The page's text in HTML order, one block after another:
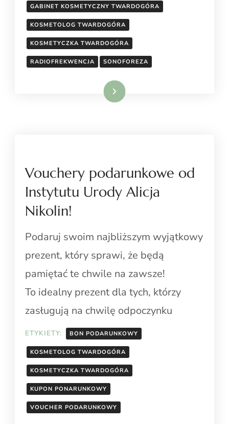
GABINET KOSMETYCZNY TWARDOGÓRA
KOSMETOLOG TWARDOGÓRA
KOSMETYCZKA TWARDOGÓRA
RADIOFREKWENCJA SONOFOREZA
Dowiedz się więcej
Vouchery podarunkowe od
Instytutu Urody Alicja
Nikolin!
Podaruj swoim najbliższym wyjątkowy
prezent, który sprawi, że będą
pamiętać te chwile na zawsze!
To idealny prezent dla tych, którzy
zasługują na chwilę odpoczynku
ETYKIETY: BON PODARUNKOWY
KOSMETOLOG TWARDOGÓRA
KOSMETYCZKA TWARDOGÓRA
KUPON PONARUNKOWY
VOUCHER PODARUNKOWY